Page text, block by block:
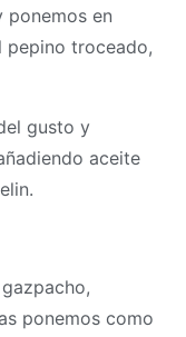
en
pepino troceado,
gusto y
aceite
ponemos como